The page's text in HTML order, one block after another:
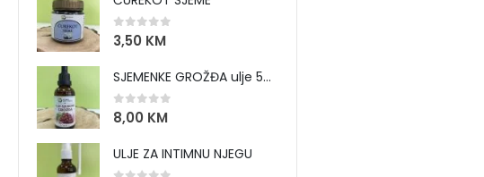
0 out of 5
3,50 KM
SJEMENKE GROŽĐA ulje 50 ml
0 out of 5
8,00 KM
ULJE ZA INTIMNU NJEGU